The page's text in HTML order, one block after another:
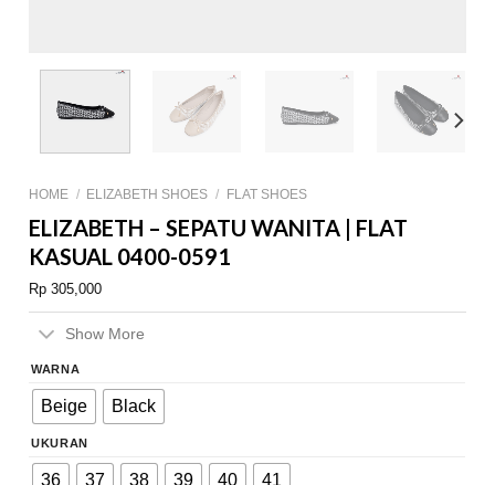
HOME / ELIZABETH SHOES / FLAT SHOES
ELIZABETH – SEPATU WANITA | FLAT
KASUAL 0400-0591
Rp 305,000
Show More
WARNA
Beige Black
UKURAN
36 37 38 39 40 41